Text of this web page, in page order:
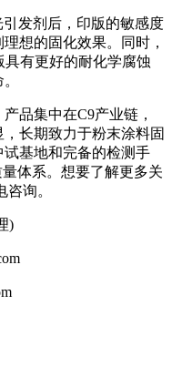
发剂后，印版的敏感度
想的固化效果。同时，
具有更好的耐化学腐蚀
品集中在C9产业链，
长期致力于粉末涂料固
基地和完备的检测手
体系。想要了解更多关
询。
)